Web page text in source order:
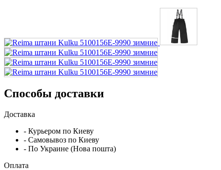
Способы доставки
Доставка
- Курьером по Киеву
- Самовывоз по Киеву
- По Украине (Нова пошта)
Оплата